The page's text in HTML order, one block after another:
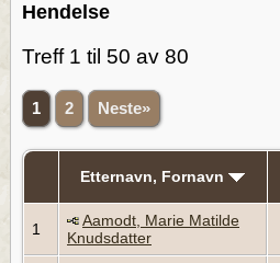
Hendelse
Treff 1 til 50 av 80
1 2 Neste»
Etternavn, Fornavn
1
Aamodt, Marie Matilde
Knudsdatter